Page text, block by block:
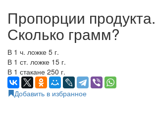
Пропорции продукта.
Сколько грамм?
В 1 ч. ложке 5 г.
В 1 ст. ложке 15 г.
В 1 стакане 250 г.
Добавить в избранное